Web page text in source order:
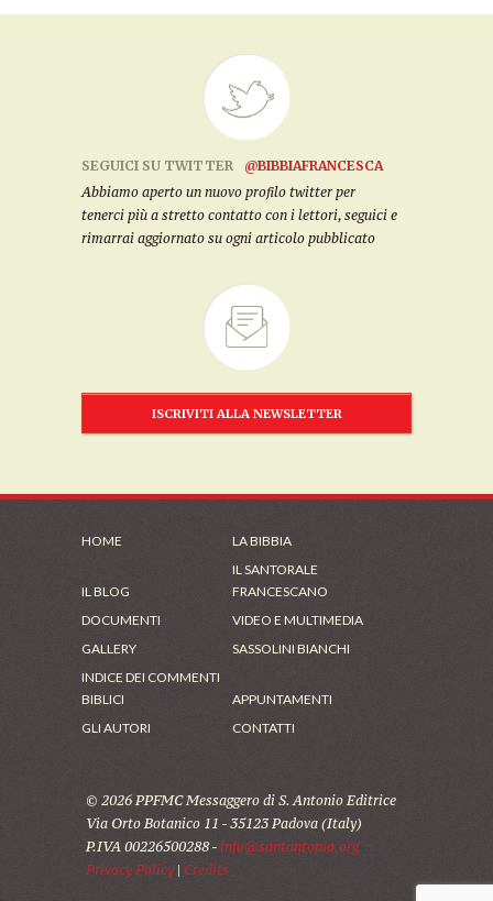
SEGUICI SU TWITTER
@BIBBIAFRANCESCA
Abbiamo aperto un nuovo profilo twitter per
tenerci più a stretto contatto con i lettori, seguici e
rimarrai aggiornato su ogni articolo pubblicato
ISCRIVITI ALLA NEWSLETTER
HOME LA BIBBIA
IL BLOG
IL SANTORALE
FRANCESCANO
DOCUMENTI
VIDEO E MULTIMEDIA
GALLERY
SASSOLINI BIANCHI
INDICE DEI COMMENTI
BIBLICI
APPUNTAMENTI
GLI AUTORI
CONTATTI
© 2026 PPFMC Messaggero di S. Antonio Editrice
Via Orto Botanico 11 - 35123 Padova (Italy)
P.IVA 00226500288 - info@santantonio.org
Privacy Policy| Credits